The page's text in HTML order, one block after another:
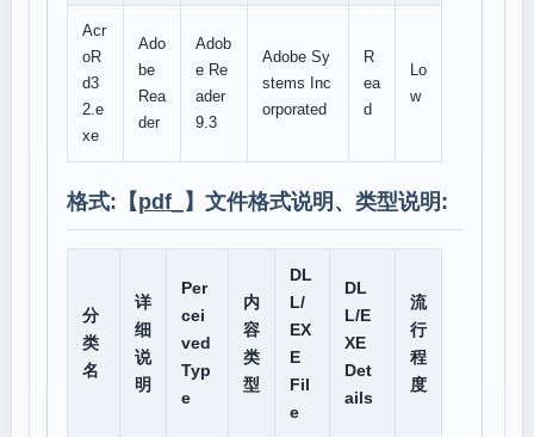
Acr
oR
d3
2.e
xe
Ado
be
Rea
der
Adob
e Re
ader
9.3
Adobe Sy
stems Inc
orporated
R
ea
d
Lo
w
格式:【pdf_ 】文件格式说明、类型说明:
分
类
名
详
细
说
明
Per
cei
ved
Typ
e
内
容
类
型
DL
L/
EX
E
Fil
e
DL
L/E
XE
Det
ails
流
行
程
度